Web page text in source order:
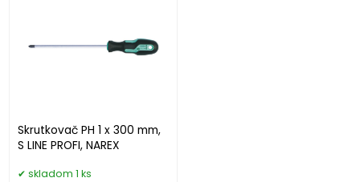
Skrutkovač PH 1 x 300 mm,
S LINE PROFI, NAREX
skladom 1 ks